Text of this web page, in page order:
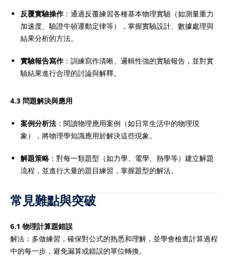
反覆實驗操作：通過反覆練習各種基本物理實驗（如測量重力
加速度、驗證牛頓運動定律等），掌握實驗設計、數據處理與
結果分析的方法。
實驗報告寫作：訓練寫作清晰、邏輯性強的實驗報告，並對實
驗結果進行合理的討論與解釋。
4.3 問題解決與應用
案例分析法 ：閱讀物理應用案例（如日常生活中的物理現
象），將物理學知識應用於解決這些現象。
解題策略 ：對每一類題型（如力學、電學、熱學等）建立解題
流程，並進行大量的題目練習，掌握題型的解法。
常見難點與突破
6.1 物理計算題錯誤
解法：多做練習，確保對公式的熟悉和理解，並學會檢查計算過程
中的每一步，避免漏算或錯誤的單位轉換。